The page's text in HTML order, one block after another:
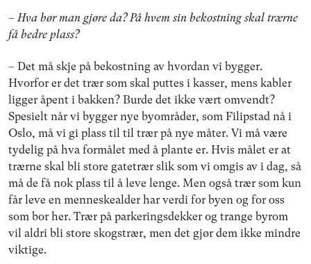
– Hva bør man gjøre da? På hvem sin bekostning skal trærne
få bedre plass?
– Det må skje på bekostning av hvordan vi bygger.
Hvorfor er det trær som skal puttes i kasser, mens kabler
ligger åpent i bakken? Burde det ikke vært omvendt?
Spesielt når vi bygger nye byområder, som Filipstad nå i
Oslo, må vi gi plass til til trær på nye måter. Vi må være
tydelig på hva formålet med å plante er. Hvis målet er at
trærne skal bli store gatetrær slik som vi omgis av i dag, så
må de få nok plass til å leve lenge. Men også trær som kun
får leve en menneskealder har verdi for byen og for oss
som bor her. Trær på parkeringsdekker og trange byrom
vil aldri bli store skogstrær, men det gjør dem ikke mindre
viktige.